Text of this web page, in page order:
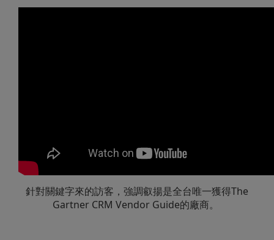
針對關鍵字來的訪客，強調叡揚是全台唯一獲得The
Gartner CRM Vendor Guide的廠商。